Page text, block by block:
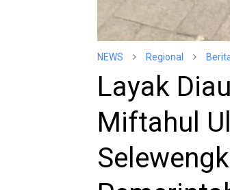
NEWS Regional
Layak
Miftahul